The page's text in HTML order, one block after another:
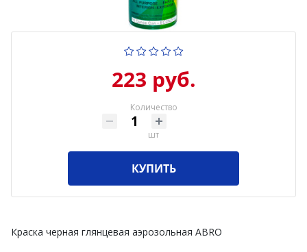
223 руб.
Количество
шт
КУПИТЬ
Краска черная глянцевая аэрозольная ABRO